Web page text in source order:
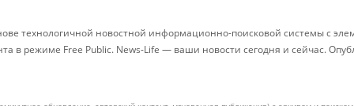
технологичной новостной информационно-поисковой системы с
в режиме Free Public. News-Life — ваши новости сегодня и сейчас.